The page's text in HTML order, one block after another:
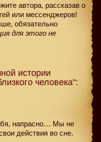
автора, рассказав о
или мессенджеров!
обязательно
для этого не
истории
человека":
напрасно… Мы не
действия во сне.